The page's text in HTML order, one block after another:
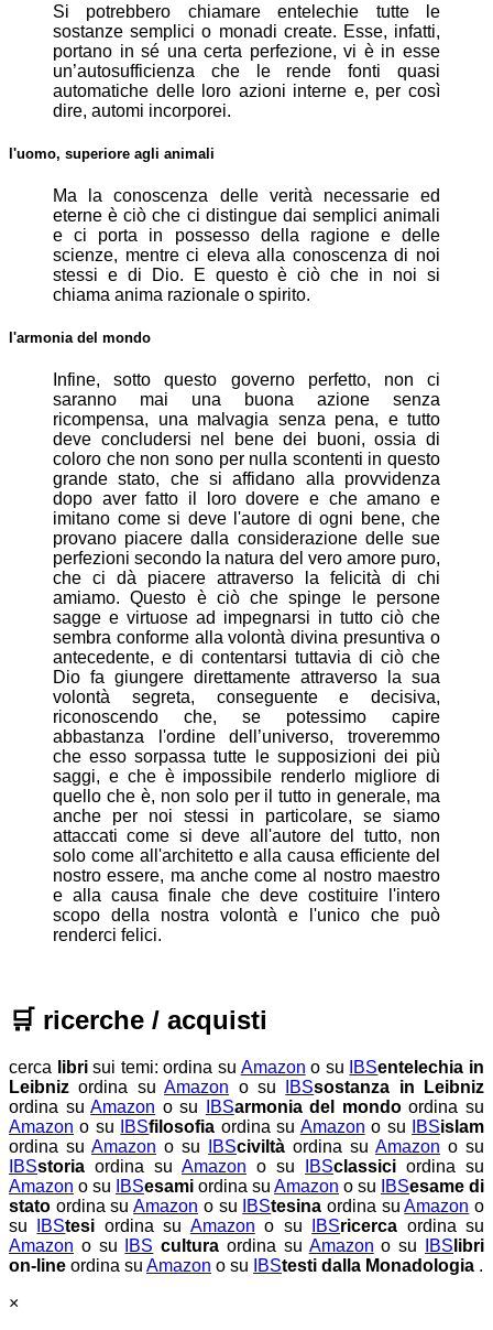
Si potrebbero chiamare entelechie tutte le
sostanze semplici o monadi create. Esse, infatti,
portano in sé una certa perfezione, vi è in esse
un’autosufficienza che le rende fonti quasi
automatiche delle loro azioni interne e, per così
dire, automi incorporei.
l'uomo, superiore agli animali
Ma la conoscenza delle verità necessarie ed
eterne è ciò che ci distingue dai semplici animali
e ci porta in possesso della ragione e delle
scienze, mentre ci eleva alla conoscenza di noi
stessi e di Dio. E questo è ciò che in noi si
chiama anima razionale o spirito.
l'armonia del mondo
Infine, sotto questo governo perfetto, non ci
saranno mai una buona azione senza
ricompensa, una malvagia senza pena, e tutto
deve concludersi nel bene dei buoni, ossia di
coloro che non sono per nulla scontenti in questo
grande stato, che si affidano alla provvidenza
dopo aver fatto il loro dovere e che amano e
imitano come si deve l'autore di ogni bene, che
provano piacere dalla considerazione delle sue
perfezioni secondo la natura del vero amore puro,
che ci dà piacere attraverso la felicità di chi
amiamo. Questo è ciò che spinge le persone
sagge e virtuose ad impegnarsi in tutto ciò che
sembra conforme alla volontà divina presuntiva o
antecedente, e di contentarsi tuttavia di ciò che
Dio fa giungere direttamente attraverso la sua
volontà segreta, conseguente e decisiva,
riconoscendo che, se potessimo capire
abbastanza l'ordine dell’universo, troveremmo
che esso sorpassa tutte le supposizioni dei più
saggi, e che è impossibile renderlo migliore di
quello che è, non solo per il tutto in generale, ma
anche per noi stessi in particolare, se siamo
attaccati come si deve all'autore del tutto, non
solo come all'architetto e alla causa efficiente del
nostro essere, ma anche come al nostro maestro
e alla causa finale che deve costituire l'intero
scopo della nostra volontà e l'unico che può
renderci felici.
🛒 ricerche / acquisti
cerca librisui temi:ordina su Amazon o su IBSentelechia in
Leibniz ordina suAmazon o su IBSsostanza in Leibniz
ordina suAmazon o su IBSarmonia del mondo ordina su
Amazon o su IBSfilosofia ordina su Amazon o su IBSislam
ordina su Amazon o su IBSciviltà ordina su Amazon o su
IBSstoria ordina su Amazon o su IBSclassici ordina su
Amazon o su IBSesami ordina su Amazon o su IBSesame di
stato ordina suAmazon o su IBStesina ordina suAmazon o
su
IBStesi ordina su Amazon o su IBSricerca ordina su
Amazon o su IBS cultura ordina su Amazon o su IBS libri
on-line ordina su Amazon o su IBStesti dalla Monadologia .
×